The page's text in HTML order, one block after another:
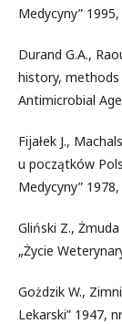
Medycyny” 1995,
Durand G.A.,
history, methods
Antimicrobial
Fijałek J.,
u początków
Medycyny” 1978,
Gliński Z.,
„Życie
Gożdzik W.,
Lekarski” 1947,